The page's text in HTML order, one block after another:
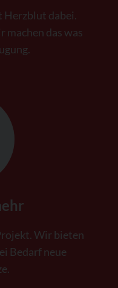
Herzblut dabei.
machen das was
Wir bieten
Bedarf neue